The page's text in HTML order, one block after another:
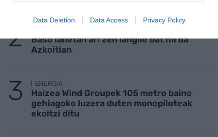
Data Deletion Data Access Privacy Policy
Baso lanetan ari zen langile bat hil da
Azkoitian
ENERGIA
Haizea Wind Groupek 105 metro baino
gehiagoko luzera duten monopiloteak
ekoitzi ditu